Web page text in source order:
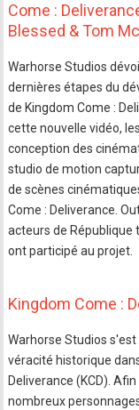
Come :
Blessed & Tom
Warhorse Studios
dernières étapes du
de Kingdom Come :
cette nouvelle vidéo,
conception des
studio de motion
de scènes
Come : Deliverance.
acteurs de République
ont participé au projet.
Kingdom Come :
Warhorse Studios
véracité historique
Deliverance (KCD).
nombreux